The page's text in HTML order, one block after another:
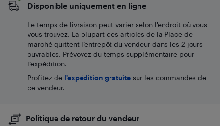
Disponible uniquement en ligne
Le temps de livraison peut varier selon l'endroit où vous
vous trouvez. La plupart des articles de la Place de
marché quittent l’entrepôt du vendeur dans les 2 jours
ouvrables. Prévoyez du temps supplémentaire pour
l’expédition.
Profitez de l'expédition gratuite sur les commandes de
ce vendeur.
Politique de retour du vendeur